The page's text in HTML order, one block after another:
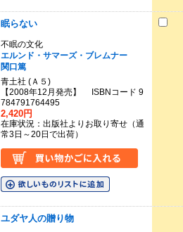
眠らない
不眠の文化
エルンド・サマーズ・ブレムナー
関口篤
青土社 (Ａ５)
【2008年12月発売】 ISBNコード 9
784791764495
2,420円
在庫状況：出版社よりお取り寄せ（通
常3日～20日で出荷）
ユダヤ人の贈り物